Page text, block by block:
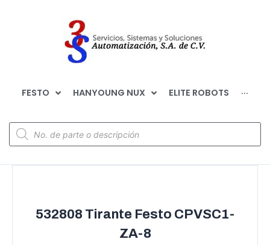
FESTO HANYOUNG NUX ELITE ROBOTS ···
532808 Tirante Festo CPVSC1-
ZA-8